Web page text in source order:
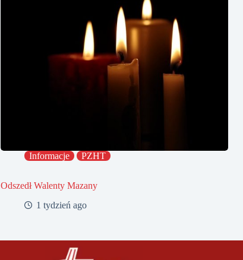
Informacje PZHT
Odszedł Walenty Mazany
1 tydzień ago